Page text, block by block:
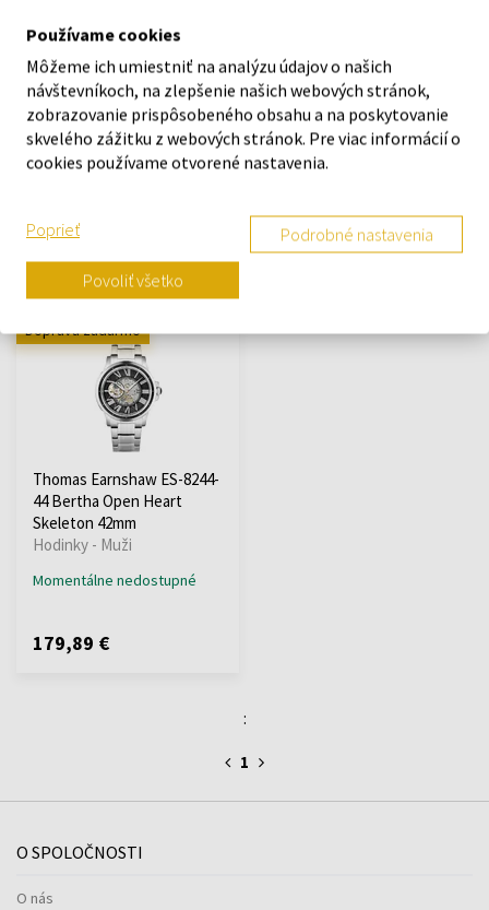
Thomas Earnshaw ES-8239-
02 Disraeli Tourbillon Mens
Watch 42mm 3ATM
Hodinky - Muži
1677,35 €
Thomas Earnshaw ES-8239-
03 Disraeli Tourbillon Mens
Watch 42mm 3ATM
Hodinky - Muži
Odošleme do 12.08.
Doprava zadarmo
Thomas Earnshaw ES-8244-
44 Bertha Open Heart
Skeleton 42mm
Hodinky - Muži
Momentálne nedostupné
179,89 €
:
1
O SPOLOČNOSTI
O nás
Používame cookies
Môžeme ich umiestniť na analýzu údajov o našich
návštevníkoch, na zlepšenie našich webových stránok,
zobrazovanie prispôsobeného obsahu a na poskytovanie
skvelého zážitku z webových stránok. Pre viac informácií o
cookies používame otvorené nastavenia.
Poprieť Podrobné nastavenia
Povoliť všetko